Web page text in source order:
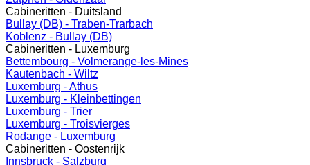
Cabineritten - Duitsland
Bullay (DB) - Traben-Trarbach
Koblenz - Bullay (DB)
Cabineritten - Luxemburg
Bettembourg - Volmerange-les-Mines
Kautenbach - Wiltz
Luxemburg - Athus
Luxemburg - Kleinbettingen
Luxemburg - Trier
Luxemburg - Troisvierges
Rodange - Luxemburg
Cabineritten - Oostenrijk
Innsbruck - Salzburg